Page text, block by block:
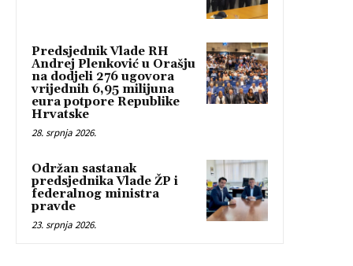
Predsjednik Vlade RH
Andrej Plenković u Orašju
na dodjeli 276 ugovora
vrijednih 6,95 milijuna
eura potpore Republike
Hrvatske
28. srpnja 2026.
Održan sastanak
predsjednika Vlade ŽP i
federalnog ministra
pravde
23. srpnja 2026.